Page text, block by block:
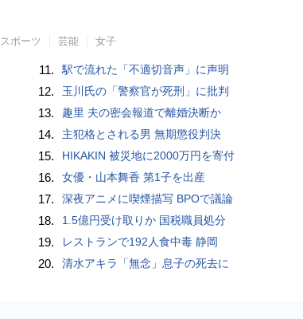
スポーツ 芸能 女子
11. 駅で流れた「不適切音声」に声明
12. 玉川氏の「警察官が死刑」に批判
13. 趣里 夫の密会報道で離婚決断か
14. 主犯格とされる男 無期懲役判決
15. HIKAKIN 被災地に2000万円を寄付
16. 女優・山本舞香 第1子を出産
17. 深夜アニメに喫煙描写 BPOで議論
18. 1.5億円受け取りか 国税職員処分
19. レストランで192人食中毒 静岡
20. 清水アキラ「無念」息子の死去に